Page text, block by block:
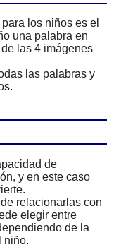
los niños es el
una palabra en
las 4 imágenes
las palabras y
de
y en este caso
relacionarlas con
elegir entre
de la
niño.